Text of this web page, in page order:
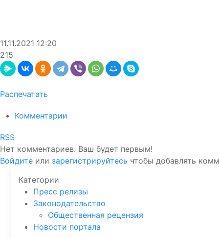
11.11.2021 12:20
215
Распечатать
Комментарии
RSS
Нет комментариев. Ваш будет первым!
Войдите или зарегистрируйтесь чтобы добавлять
Категории
Пресс релизы
Законодательство
Общественная рецензия
Новости портала